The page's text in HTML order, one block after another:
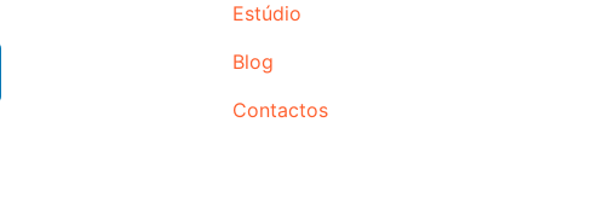
Estúdio
Blog
Contactos